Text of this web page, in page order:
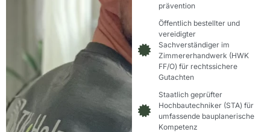
prävention
Öffentlich bestellter und
vereidigter
Sachverständiger im
Zimmererhandwerk (HWK
FF/O) für rechtssichere
Gutachten
Staatlich geprüfter
Hochbautechniker (STA) für
umfassende bauplanerische
Kompetenz